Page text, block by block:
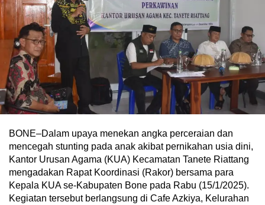
BONE–Dalam upaya menekan angka perceraian dan
mencegah stunting pada anak akibat pernikahan usia dini,
Kantor Urusan Agama (KUA) Kecamatan Tanete Riattang
mengadakan Rapat Koordinasi (Rakor) bersama para
Kepala KUA se-Kabupaten Bone pada Rabu (15/1/2025).
Kegiatan tersebut berlangsung di Cafe Azkiya, Kelurahan